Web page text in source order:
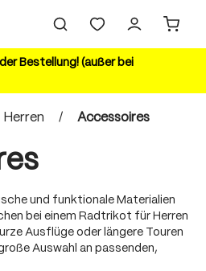
Bestellung! (außer bei
Herren / Accessoires
und funktionale Materialien
bei einem Radtrikot für Herren
Ausflüge oder längere Touren
Auswahl an passenden,